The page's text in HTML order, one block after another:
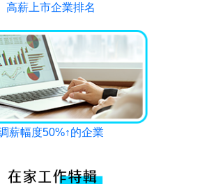
高薪上市企業排名
薪幅度50%↑的企業